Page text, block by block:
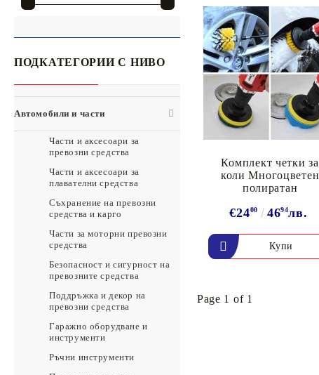
Аксесоари за битова техника
Домакински уреди
Домакински пособия
Безопасност при пожар, наводнение и обгазяване
Озеленяване
Аксесоари за камини и печки на дърва
Камини
Аварийна готовност
Аксесоари за пушачи
Помпи
Инструменти
Катинари и ключове
ПОДКАТЕГОРИИ С НИВО
Автомобили и части
Части и аксесоари за
превозни средства
Части и аксесоари за
плавателни средства
Съхранение на превозни
средства и карго
Части за моторни превозни
средства
Безопасност и сигурност на
превозните средства
Поддръжка и декор на
превозни средства
Гаражно оборудване и
инструменти
Ръчни инструменти
Комплект четки за
коли Многоцветен
полиратан
€2400 4694лв.
Page 1 of 1